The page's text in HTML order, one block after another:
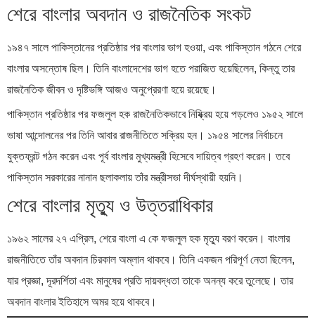
শেরে বাংলার অবদান ও রাজনৈতিক সংকট
১৯৪৭ সালে পাকিস্তানের প্রতিষ্ঠার পর বাংলার ভাগ হওয়া, এবং পাকিস্তান গঠনে শেরে
বাংলার অসন্তোষ ছিল। তিনি বাংলাদেশের ভাগ হতে পরাজিত হয়েছিলেন, কিন্তু তার
রাজনৈতিক জীবন ও দৃষ্টিভঙ্গি আজও অনুপ্রেরণা হয়ে রয়েছে।
পাকিস্তান প্রতিষ্ঠার পর ফজলুল হক রাজনৈতিকভাবে নিষ্ক্রিয় হয়ে পড়লেও ১৯৫২ সালে
ভাষা আন্দোলনের পর তিনি আবার রাজনীতিতে সক্রিয় হন। ১৯৫৪ সালের নির্বাচনে
যুক্তফ্রন্ট গঠন করেন এবং পূর্ব বাংলার মুখ্যমন্ত্রী হিসেবে দায়িত্ব গ্রহণ করেন। তবে
পাকিস্তান সরকারের নানান ছলাকলায় তাঁর মন্ত্রীসভা দীর্ঘস্থায়ী হয়নি।
শেরে বাংলার মৃত্যু ও উত্তরাধিকার
১৯৬২ সালের ২৭ এপ্রিল, শেরে বাংলা এ কে ফজলুল হক মৃত্যু বরণ করেন। বাংলার
রাজনীতিতে তাঁর অবদান চিরকাল অম্লান থাকবে। তিনি একজন পরিপূর্ণ নেতা ছিলেন,
যার প্রজ্ঞা, দূরদর্শিতা এবং মানুষের প্রতি দায়বদ্ধতা তাকে অনন্য করে তুলেছে। তার
অবদান বাংলার ইতিহাসে অমর হয়ে থাকবে।